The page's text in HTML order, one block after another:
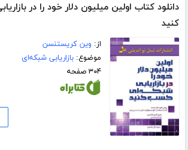
دانلود کتاب اولین میلیون دلار خود را در
کنید
از: وین کریستنسن
موضوع:بازاریابی شبکه‌ای
۳۰۴ صفحه